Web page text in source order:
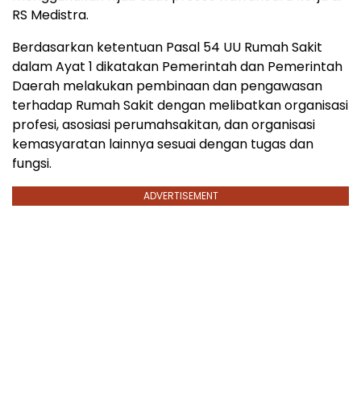
RS Medistra.
Berdasarkan ketentuan Pasal 54 UU Rumah Sakit
dalam Ayat 1 dikatakan Pemerintah dan Pemerintah
Daerah melakukan pembinaan dan pengawasan
terhadap Rumah Sakit dengan melibatkan organisasi
profesi, asosiasi perumahsakitan, dan organisasi
kemasyaratan lainnya sesuai dengan tugas dan
fungsi.
ADVERTISEMENT